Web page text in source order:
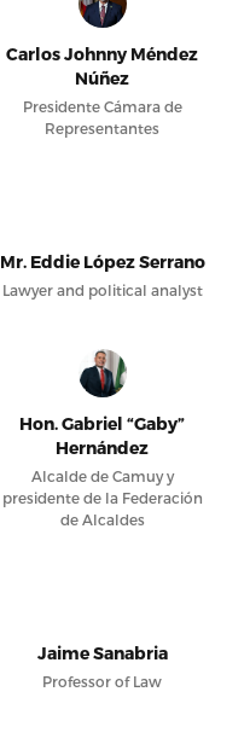
Carlos Johnny Méndez
Núñez
Presidente Cámara de
Representantes
Mr. Eddie López Serrano
Lawyer and political analyst
Hon. Gabriel “Gaby”
Hernández
Alcalde de Camuy y
presidente de la Federación
de Alcaldes
Jaime Sanabria
Professor of Law